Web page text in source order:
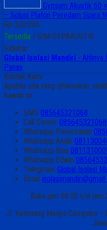
Gypsum Akustik 60
– Solusi Plafon Peredam Suara
Rp 320.000
Tersedia / GIM-GYPAKUSTIK
Sidebar
Global Isolasi Mandiri - Ahlinya
Panas
Kontak Kami
Apabila ada yang ditanyakan,
bawah ini.
SMS 085645321068
Call Center 085645321068
Whatsapp Pemesanan
Whatsapp Andik
Whatsapp Ibnu
Whatsapp Edwin
Telegrram Global Isolasi
Email
Buka jam 08.00 s/d jam
Jl. Ketintang Madya Cempaka –